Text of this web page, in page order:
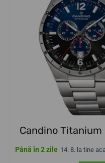
Candino
Până în 2 zile 14. 8. la tine